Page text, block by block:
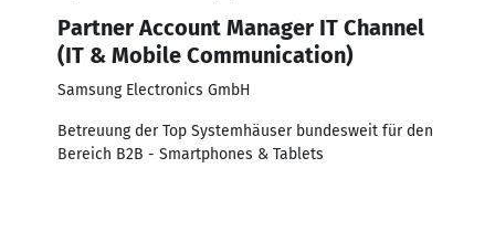
Partner Account Manager IT Channel
(IT & Mobile Communication)
Samsung Electronics GmbH
Betreuung der Top Systemhäuser bundesweit für den
Bereich B2B - Smartphones & Tablets